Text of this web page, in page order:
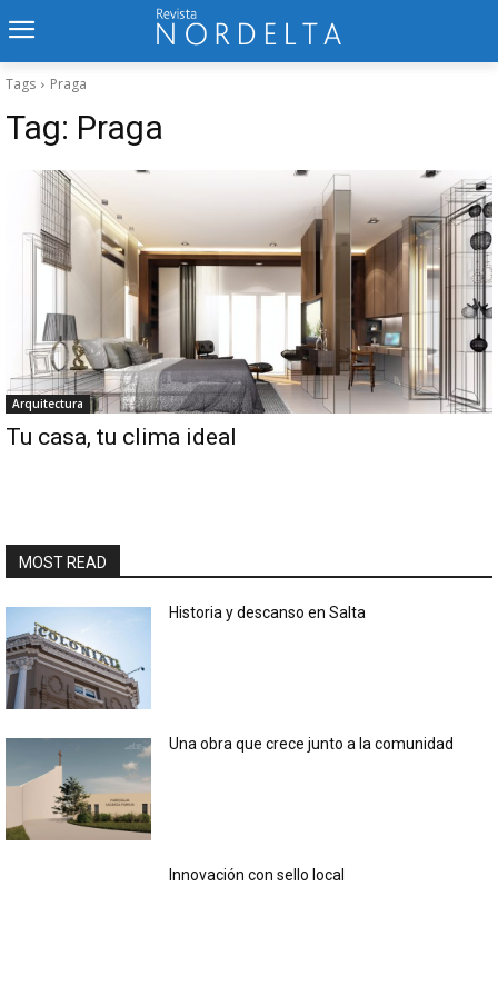
Tags Praga
Tag: Praga
Arquitectura
Tu casa, tu clima ideal
MOST READ
Historia y descanso en Salta
Una obra que crece junto a la comunidad
Innovación con sello local